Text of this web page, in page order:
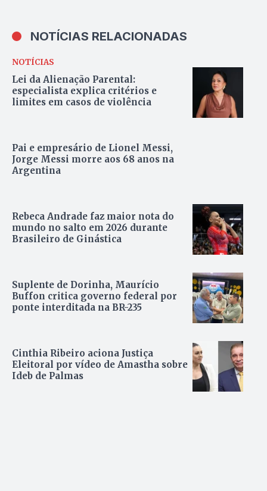
NOTÍCIAS RELACIONADAS
NOTÍCIAS
Lei da Alienação Parental:
especialista explica critérios e
limites em casos de violência
Pai e empresário de Lionel Messi,
Jorge Messi morre aos 68 anos na
Argentina
Rebeca Andrade faz maior nota do
mundo no salto em 2026 durante
Brasileiro de Ginástica
Suplente de Dorinha, Maurício
Buffon critica governo federal por
ponte interditada na BR-235
Cinthia Ribeiro aciona Justiça
Eleitoral por vídeo de Amastha sobre
Ideb de Palmas